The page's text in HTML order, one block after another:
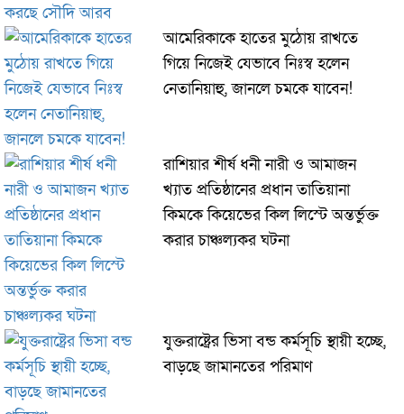
আমেরিকাকে হাতের মুঠোয় রাখতে
গিয়ে নিজেই যেভাবে নিঃস্ব হলেন
নেতানিয়াহু, জানলে চমকে যাবেন!
রাশিয়ার শীর্ষ ধনী নারী ও আমাজন
খ্যাত প্রতিষ্ঠানের প্রধান তাতিয়ানা
কিমকে কিয়েভের কিল লিস্টে অন্তর্ভুক্ত
করার চাঞ্চল্যকর ঘটনা
যুক্তরাষ্ট্রের ভিসা বন্ড কর্মসূচি স্থায়ী হচ্ছে,
বাড়ছে জামানতের পরিমাণ